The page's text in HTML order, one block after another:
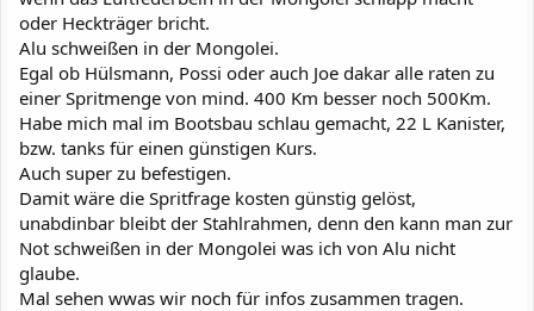
oder Heckträger bricht.
Alu schweißen in der Mongolei.
Egal ob Hülsmann, Possi oder auch Joe dakar alle raten zu
einer Spritmenge von mind. 400 Km besser noch 500Km.
Habe mich mal im Bootsbau schlau gemacht, 22 L Kanister,
bzw. tanks für einen günstigen Kurs.
Auch super zu befestigen.
Damit wäre die Spritfrage kosten günstig gelöst,
unabdinbar bleibt der Stahlrahmen, denn den kann man zur
Not schweißen in der Mongolei was ich von Alu nicht
glaube.
Mal sehen wwas wir noch für infos zusammen tragen.